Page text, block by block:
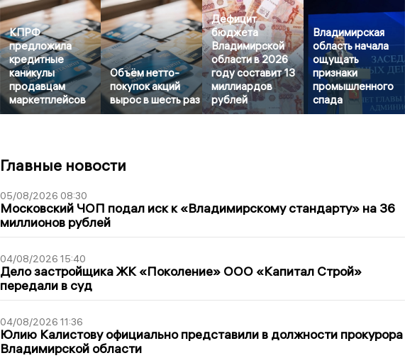
КПРФ
предложила
кредитные
каникулы
продавцам
маркетплейсов
Объём нетто-
покупок акций
вырос в шесть раз
Дефицит
бюджета
Владимирской
области в 2026
году составит 13
миллиардов
рублей
Владимирская
область начала
ощущать
признаки
промышленного
спада
Главные новости
05/08/2026 08:30
Московский ЧОП подал иск к «Владимирскому стандарту» на 36
миллионов рублей
04/08/2026 15:40
Дело застройщика ЖК «Поколение» ООО «Капитал Строй»
передали в суд
04/08/2026 11:36
Юлию Калистову официально представили в должности прокурора
Владимирской области